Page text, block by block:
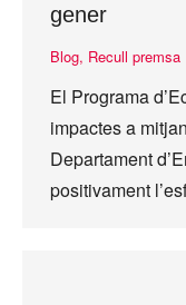
gener
Blog, Recull premsa
El Programa
impactes a
Departament
positivament